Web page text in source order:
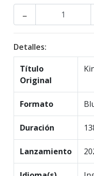
-
Detalles:
Título
Original
Formato
Duración
Lanzamiento